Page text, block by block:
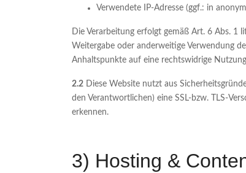
Verwendete IP-Adresse (ggf.: in
Die Verarbeitung erfolgt gemäß Art. 6 Abs. 1
Weitergabe oder anderweitige Verwendung
Anhaltspunkte auf eine rechtswidrige
2.2 Diese Website nutzt aus
den Verantwortlichen) eine SSL-bzw. TLS-
erkennen.
3) Hosting &